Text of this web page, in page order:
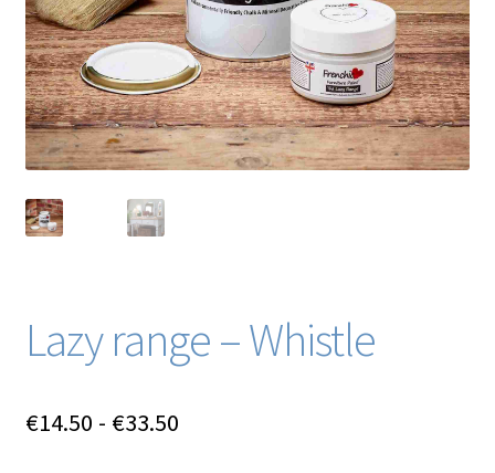
Lazy range – Whistle
€14.50 - €33.50Prijsklasse: